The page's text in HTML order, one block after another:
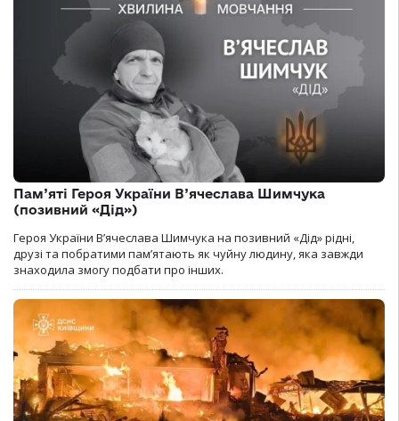
Пам’яті Героя України В’ячеслава Шимчука
(позивний «Дід»)
Героя України В’ячеслава Шимчука на позивний «Дід» рідні,
друзі та побратими пам’ятають як чуйну людину, яка завжди
знаходила змогу подбати про інших.